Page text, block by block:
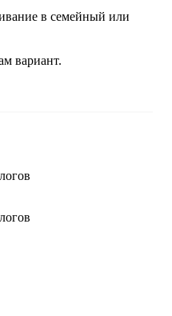
в семейный или
вариант.